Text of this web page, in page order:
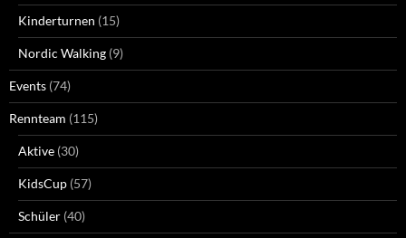
Kinderturnen (15)
Nordic Walking (9)
Events (74)
Rennteam (115)
Aktive (30)
KidsCup (57)
Schüler (40)